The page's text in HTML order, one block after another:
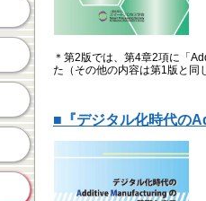
＊第2版では、第4章2項に「
た（その他の内容は第1版と同
■ 『デジタル化時代